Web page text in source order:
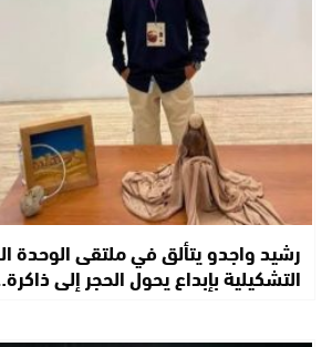
رشيد واجدو يتألق في ملتقى الوحدة
التشكيلية بإبداع يحول الحجر إلى